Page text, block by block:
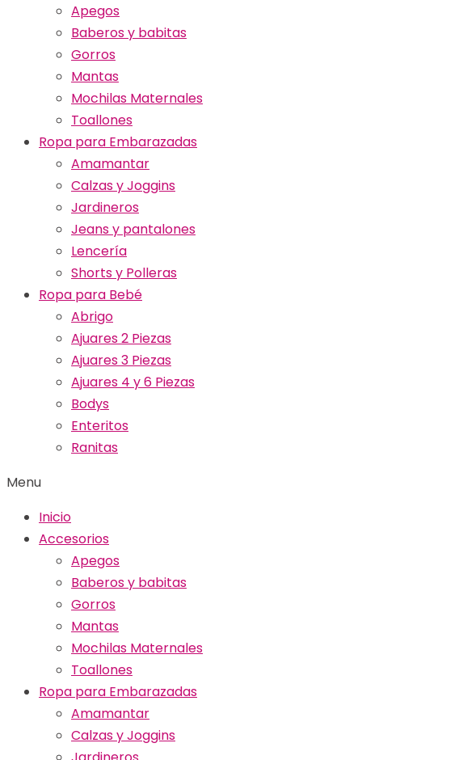
Apegos
Baberos y babitas
Gorros
Mantas
Mochilas Maternales
Toallones
Ropa para Embarazadas
Amamantar
Calzas y Joggins
Jardineros
Jeans y pantalones
Lencería
Shorts y Polleras
Ropa para Bebé
Abrigo
Ajuares 2 Piezas
Ajuares 3 Piezas
Ajuares 4 y 6 Piezas
Bodys
Enteritos
Ranitas
Menu
Inicio
Accesorios
Apegos
Baberos y babitas
Gorros
Mantas
Mochilas Maternales
Toallones
Ropa para Embarazadas
Amamantar
Calzas y Joggins